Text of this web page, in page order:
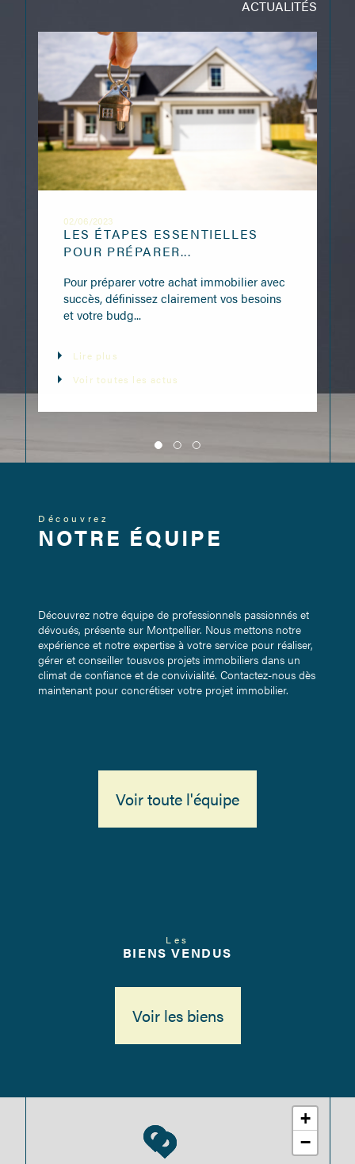
02/06/2023
LES ÉTAPES ESSENTIELLES
Pour préparer votre achat immobilier avec
succès, définissez clairement vos besoins
Découvrez
NOTRE ÉQUIPE
Découvrez notre équipe de professionnels passionnés et
dévoués, présente sur Montpellier. Nous mettons notre
expérience et notre expertise à votre service pour réaliser,
gérer et conseiller tousvos projets immobiliers dans un
climat de confiance et de convivialité. Contactez-nous dès
Voir toute l'équipe
+
−
Les
Voir les biens